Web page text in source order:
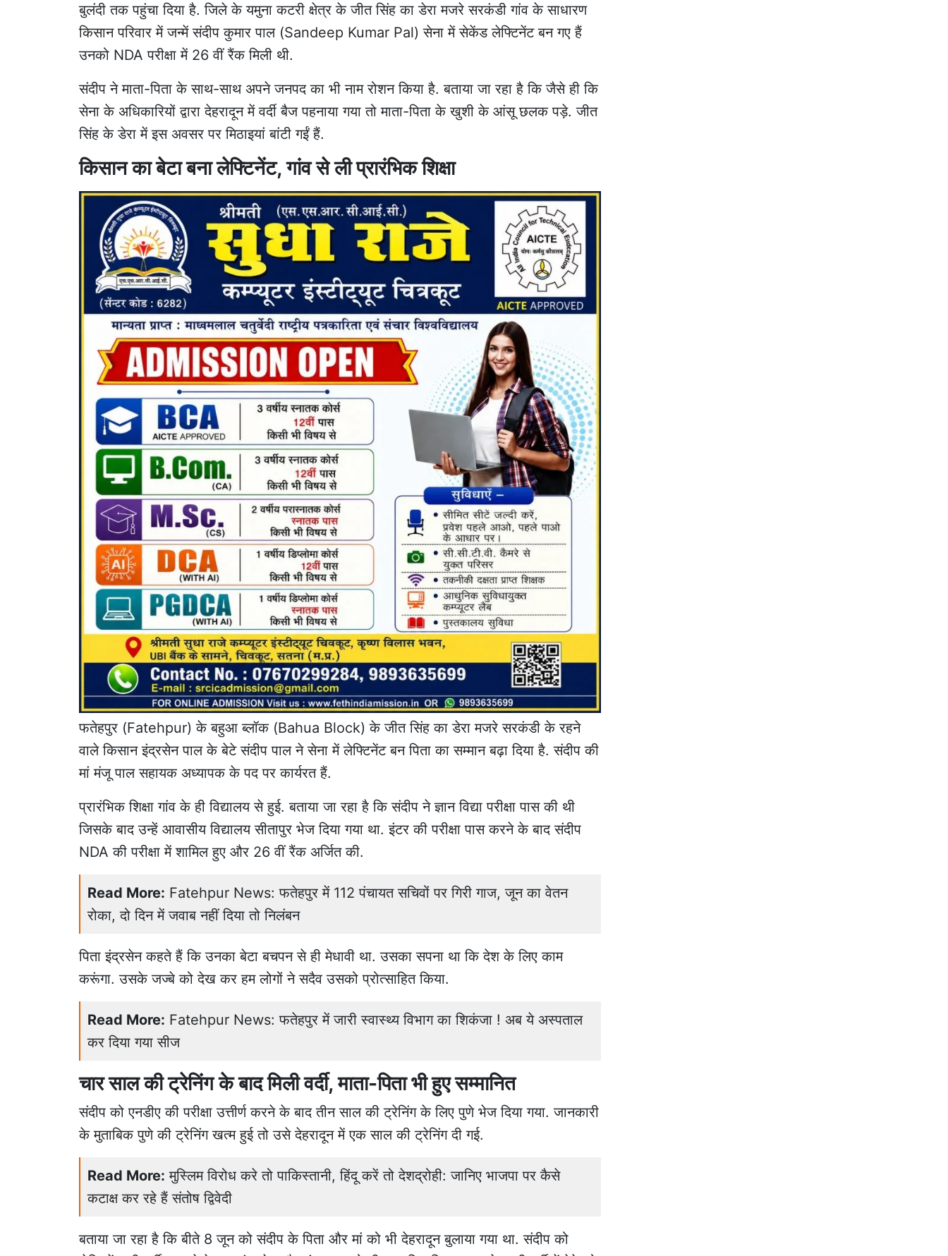
बुलंदी तक पहुंचा दिया है. जिले के यमुना कटरी क्षेत्र के जीत सिंह का डेरा मजरे सरकंडी गांव केसाधारण
किसानपरिवार में जन्में संदीप कुमार पाल (Sandeep Kumar Pal) सेना में सेकेंड लेफ्टिनेंट बन गए हैं
उनको NDA परीक्षा में 26 वीं रैंक मिली थी.
संदीप ने माता-पिता के साथ-साथ अपनेजनपद का भी नाम रोशन किया है. बताया जा रहा है कि जैसे ही कि
सेना के अधिकारियों द्वारा देहरादून में वर्दी बैज पहनाया गया तो माता-पिता के खुशी के आंसू छलक पड़े. जीत
सिंह के डेरा में इस अवसर पर मिठाइयां बांटी गईं हैं.
किसान का बेटा बना लेफ्टिनेंट, गांव से ली प्रारंभिक शिक्षा
फतेहपुर (Fatehpur) के बहुआ ब्लॉक (Bahua Block) के जीत सिंह का डेरा मजरे सरकंडी के रहने
वाले किसान इंद्रसेन पाल के बेटे संदीप पाल ने सेना में लेफ्टिनेंट बन पिता का सम्मान बढ़ा दिया है. संदीप की
मां मंजू पाल सहायक अध्यापक के पद पर कार्यरत हैं.
प्रारंभिक शिक्षा गांव के ही विद्यालय से हुई. बताया जा रहा है कि संदीप ने ज्ञान विद्या परीक्षा पास की थी
जिसके बाद उन्हें आवासीय विद्यालय सीतापुर भेज दिया गया था. इंटर की परीक्षा पास करने के बाद संदीप
NDA की परीक्षा में शामिल हुए और 26 वीं रैंक अर्जित की.
Read More: Fatehpur News: फतेहपुर में 112 पंचायत सचिवों पर गिरी गाज, जून का वेतन
रोका, दो दिन में जवाब नहीं दिया तो निलंबन
पिता इंद्रसेन कहते हैं कि उनका बेटा बचपन से ही मेधावी था. उसका सपना था कि देश के लिए काम
करूंगा. उसके जज्बे को देख कर हम लोगों ने सदैव उसको प्रोत्साहित किया.
Read More: Fatehpur News: फतेहपुर में जारी स्वास्थ्य विभाग का शिकंजा ! अब ये अस्पताल
कर दिया गया सीज
चार साल की ट्रेनिंग के बाद मिली वर्दी, माता-पिता भी हुए सम्मानित
संदीप को एनडीए की परीक्षा उत्तीर्ण करने के बाद तीन साल की ट्रेनिंग के लिए पुणे भेज दिया गया. जानकारी
के मुताबिक पुणे की ट्रेनिंग खत्म हुई तो उसे देहरादून में एक साल की ट्रेनिंग दी गई.
Read More: मुस्लिम विरोध करे तो पाकिस्तानी, हिंदू करें तो देशद्रोही: जानिए भाजपा पर कैसे
कटाक्ष कर रहे हैं संतोष द्विवेदी
बताया जा रहा है कि बीते 8 जून को संदीप के पिता और मां को भी देहरादून बुलाया गया था. संदीप को